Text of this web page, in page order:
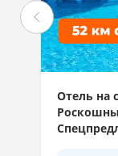
Отель на